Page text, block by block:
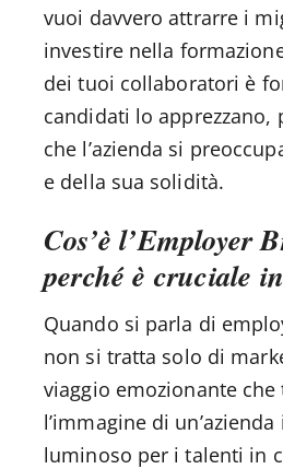
vuoi davvero attrarre i
investire nella
dei tuoi collaboratori è
candidati lo apprezzano,
che l’azienda si
e della sua solidità.
Cos’è l’Employer
perché è cruciale
Quando si parla di
non si tratta solo di
viaggio emozionante
l’immagine di
luminoso per i talenti in